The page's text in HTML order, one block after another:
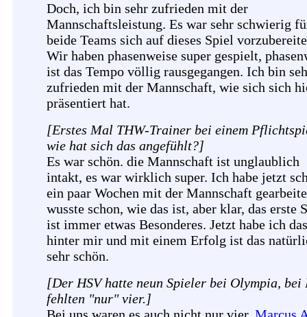
Doch, ich bin sehr zufrieden mit der
Mannschaftsleistung. Es war sehr schwierig
beide Teams sich auf dieses Spiel
Wir haben phasenweise super gespielt,
ist das Tempo völlig rausgegangen. Ich bin
zufrieden mit der Mannschaft, wie sich sich
präsentiert hat.
[Erstes Mal THW-Trainer bei einem
wie hat sich das angefühlt?]
Es war schön. die Mannschaft ist unglaublich
intakt, es war wirklich super. Ich habe jetzt
ein paar Wochen mit der Mannschaft
wusste schon, wie das ist, aber klar, das erste
ist immer etwas Besonderes. Jetzt habe ich das
hinter mir und mit einem Erfolg ist das
sehr schön.
[Der HSV hatte neun Spieler bei Olympia, bei
fehlten "nur" vier.]